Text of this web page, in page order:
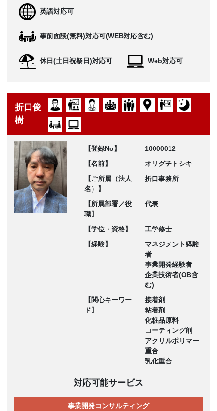
英語対応可
事前面談(無料)対応可(WEB対応含む)
休日(土日祝祭日)対応可 Web対応可
折口俊
樹
【登録No】
10000012
【名前】
オリグチトシキ
【ご所属（法人
名）】
折口事務所
【所属部署／役
職】
代表
【学位・資格】
工学修士
【経験】
マネジメント経験
者
事業開発経験者
企業技術者(OB含
む)
【関心キーワー
ド】
接着剤
粘着剤
化粧品原料
コーティング剤
アクリルポリマー
重合
乳化重合
対応可能サービス
事業開発コンサルティング